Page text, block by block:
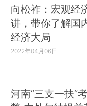
向松祚：宏观经
讲，带你了解国
经济大局
2022年04月06日
河南“三支一扶”